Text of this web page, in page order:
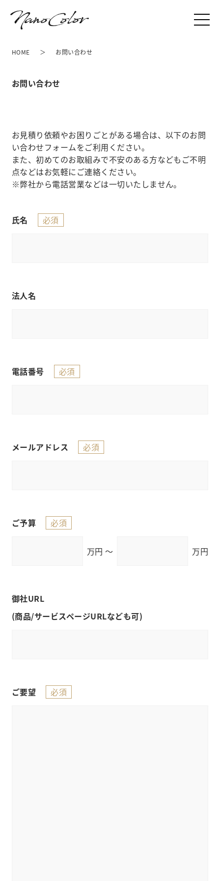
お問い合わせ
HOME お問い合わせ
お見積り依頼やお困りごとがある場合は、以下のお問
い合わせフォームをご利用ください。
また、初めてのお取組みで不安のある方などもご不明
点などはお気軽にご連絡ください。
※弊社から電話営業などは一切いたしません。
氏名 必須
法人名
電話番号 必須
メールアドレス 必須
ご予算 必須
万円 ～ 万円
御社URL
(商品/サービスページURLなども可)
ご要望 必須